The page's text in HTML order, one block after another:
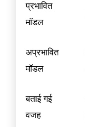
प्रभावित
मॉडल
अप्रभावित
मॉडल
बताई गई
वजह